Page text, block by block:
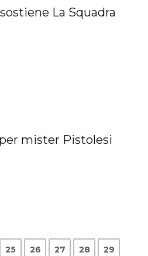
La Squadra
mister Pistolesi
25 26 27 28 29